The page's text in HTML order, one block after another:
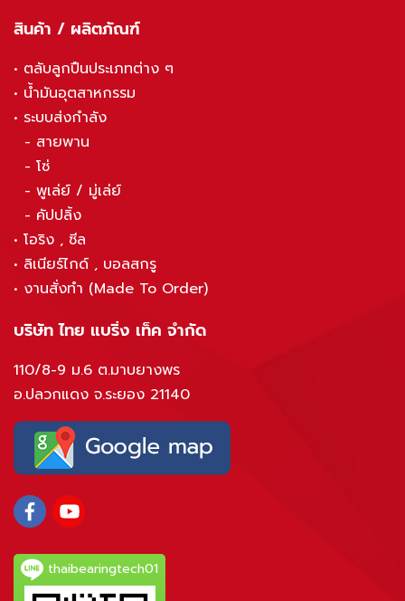
สินค้า / ผลิตภัณฑ์
• ตลับลูกปืนประเภทต่าง ๆ
• น้ำมันอุตสาหกรรม
• ระบบส่งกำลัง
- สายพาน
- โซ่
- พูเล่ย์ / มู่เล่ย์
- คัปปลิ้ง
• โอริง , ซีล
• ลิเนียร์ไกด์ , บอลสกรู
• งานสั่งทำ (Made To Order)
บริษัท ไทย แบริ่ง เท็ค จำกัด
110/8-9 ม.6 ต.มาบยางพร
อ.ปลวกแดง จ.ระยอง 21140
thaibearingtech01